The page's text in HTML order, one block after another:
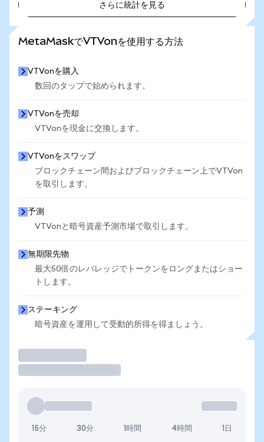
さらに統計を見る
MetaMaskでVTVonを使用する方法
VTVonを購入
数回のタップで始められます。
VTVonを売却
VTVonを現金に交換します。
VTVonをスワップ
ブロックチェーン間およびブロックチェーン上でVTVon
を取引します。
予測
VTVonと暗号資産予測市場で取引します。
無期限先物
最大50倍のレバレッジでトークンをロングまたはショー
トします。
ステーキング
暗号資産を運用して受動的所得を得ましょう。
15分 30分 1時間 4時間 1日